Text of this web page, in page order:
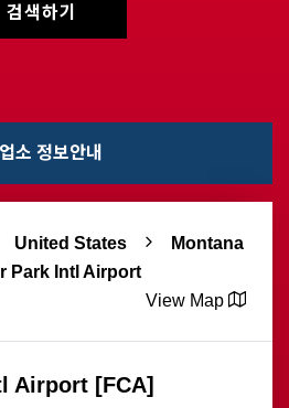
검색하기
소 정보안내
United States
Montana
Park Intl Airport
View Map
Airport [FCA]